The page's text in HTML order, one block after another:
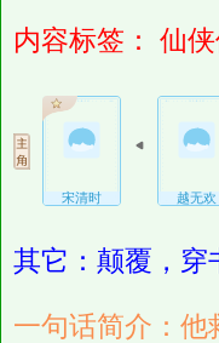
内容标签：
仙
宋清时 越无欢
其它：颠覆，穿
一句话简介：他